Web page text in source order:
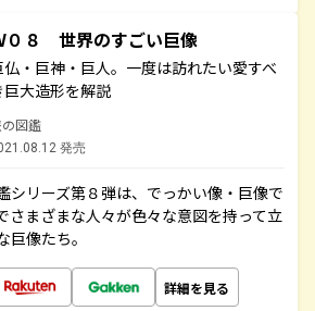
０８ 世界のすごい巨像
仏・巨神・巨人。一度は訪れたい愛すべ
巨大造形を解説
図鑑
発売
シリーズ第８弾は、でっかい像・巨像で
さまざまな人々が色々な意図を持って立
像たち。
詳細を見る